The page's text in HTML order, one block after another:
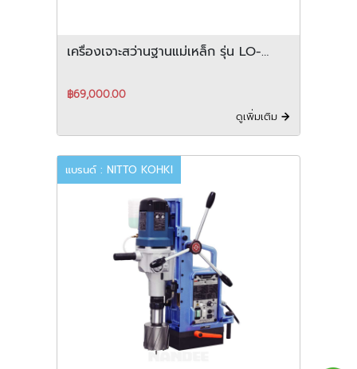
เครื่องเจาะสว่านฐานแม่เหล็ก รุ่น LO-
฿69,000.00
ดูเพิ่มเติม
แบรนด์ : NITTO KOHKI